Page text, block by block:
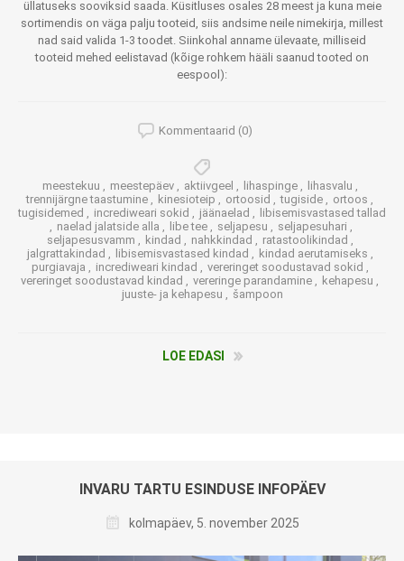
üllatuseks sooviksid saada. Küsitluses osales 28 meest ja kuna meie
sortimendis on väga palju tooteid, siis andsime neile nimekirja, millest
nad said valida 1-3 toodet. Siinkohal anname ülevaate, milliseid
tooteid mehed eelistavad (kõige rohkem hääli saanud tooted on
eespool):
Kommentaarid (0)
meestekuu , meestepäev , aktiivgeel , lihaspinge , lihasvalu ,
trennijärgne taastumine , kinesioteip , ortoosid , tugiside , ortoos ,
tugisidemed , incrediweari sokid , jäänaelad ,
libisemisvastased tallad
, naelad jalatside alla , libe tee , seljapesu , seljapesuhari ,
seljapesusvamm , kindad , nahkkindad , ratastoolikindad ,
jalgrattakindad , libisemisvastased kindad , kindad aerutamiseks ,
purgiavaja , incrediweari kindad , vereringet soodustavad sokid ,
vereringet soodustavad kindad , vereringe parandamine , kehapesu ,
juuste- ja kehapesu , šampoon
LOE EDASI
INVARU TARTU ESINDUSE INFOPÄEV
kolmapäev, 5. november 2025